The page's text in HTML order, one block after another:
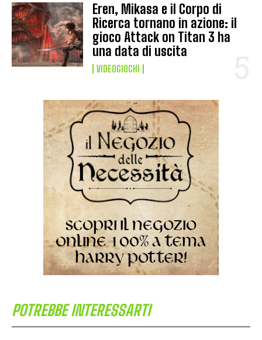
Eren, Mikasa e il Corpo di
Ricerca tornano in azione: il
gioco Attack on Titan 3 ha
una data di uscita
VIDEOGIOCHI
POTREBBE INTERESSARTI